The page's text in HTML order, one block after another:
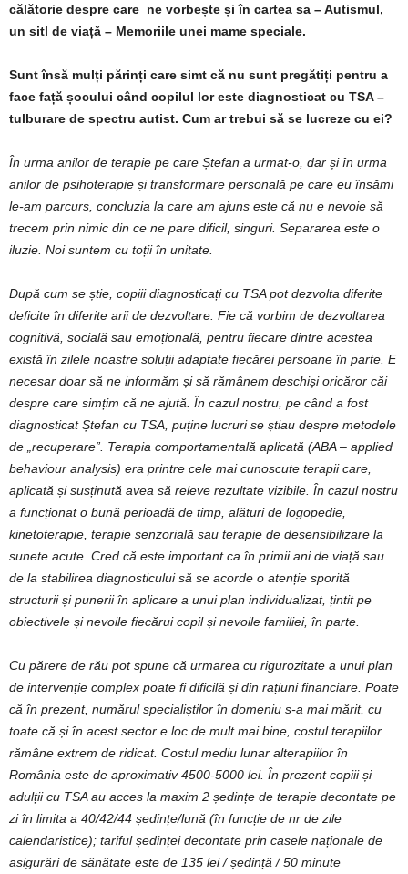
călătorie despre care ne vorbește și în cartea sa – Autismul,
un sitl de viață – Memoriile unei mame speciale.
Sunt însă mulți părinți care simt că nu sunt pregătiți pentru a
face față șocului când copilul lor este diagnosticat cu TSA –
tulburare de spectru autist. Cum ar trebui să se lucreze cu ei?
În urma anilor de terapie pe care Ștefan a urmat-o, dar și în urma
anilor de psihoterapie și transformare personală pe care eu însămi
le-am parcurs, concluzia la care am ajuns este că nu e nevoie să
trecem prin nimic din ce ne pare dificil, singuri. Separarea este o
iluzie. Noi suntem cu toții în unitate.
După cum se știe, copiii diagnosticați cu TSA pot dezvolta diferite
deficite în diferite arii de dezvoltare. Fie că vorbim de dezvoltarea
cognitivă, socială sau emoțională, pentru fiecare dintre acestea
există în zilele noastre soluții adaptate fiecărei persoane în parte. E
necesar doar să ne informăm și să rămânem deschiși oricăror căi
despre care simțim că ne ajută. În cazul nostru, pe când a fost
diagnosticat Ștefan cu TSA, puține lucruri se știau despre metodele
de „recuperare”. Terapia comportamentală aplicată (ABA – applied
behaviour analysis) era printre cele mai cunoscute terapii care,
aplicată și susținută avea să releve rezultate vizibile. În cazul nostru
a funcționat o bună perioadă de timp, alături de logopedie,
kinetoterapie, terapie senzorială sau terapie de desensibilizare la
sunete acute. Cred că este important ca în primii ani de viață sau
de la stabilirea diagnosticului să se acorde o atenție sporită
structurii și punerii în aplicare a unui plan individualizat, țintit pe
obiectivele și nevoile fiecărui copil și nevoile familiei, în parte.
Cu părere de rău pot spune că urmarea cu rigurozitate a unui plan
de intervenție complex poate fi dificilă și din rațiuni financiare. Poate
că în prezent, numărul specialiștilor în domeniu s-a mai mărit, cu
toate că și în acest sector e loc de mult mai bine, costul terapiilor
rămâne extrem de ridicat. Costul mediu lunar alterapiilor în
România este de aproximativ 4500-5000 lei. În prezent copiii și
adulții cu TSA au acces la maxim 2 ședințe de terapie decontate pe
zi în limita a 40/42/44 ședințe/lună (în funcție de nr de zile
calendaristice); tariful ședinței decontate prin casele naționale de
asigurări de sănătate este de 135 lei / ședință / 50 minute